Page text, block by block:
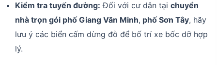
Kiểm tra tuyến đường: Đối với cư dân tạichuyển
nhà trọn gói phố Giang Văn Minh, phố Sơn Tây, hãy
lưu ý các biển cấm dừng đỗ để bố trí xe bốc dỡ hợp
lý.